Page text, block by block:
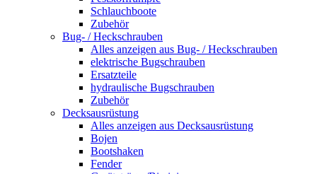
Schlauchboote
Zubehör
Bug- / Heckschrauben
Alles anzeigen aus Bug- / Heckschrauben
elektrische Bugschrauben
Ersatzteile
hydraulische Bugschrauben
Zubehör
Decksausrüstung
Alles anzeigen aus Decksausrüstung
Bojen
Bootshaken
Fender